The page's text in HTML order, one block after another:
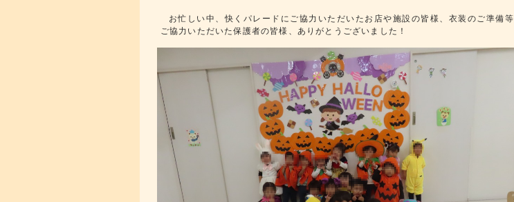
お忙しい中、快くパレードにご協力いただいたお店や施設の皆様、衣装のご準備等
ご協力いただいた保護者の皆様、ありがとうございました！